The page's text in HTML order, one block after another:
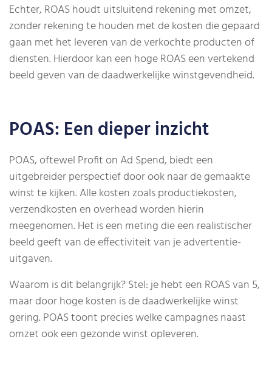
Echter, ROAS houdt uitsluitend rekening met omzet,
zonder rekening te houden met de kosten die gepaard
gaan met het leveren van de verkochte producten of
diensten. Hierdoor kan een hoge ROAS een vertekend
beeld geven van de daadwerkelijke winstgevendheid.
POAS: Een dieper inzicht
POAS, oftewel Profit on Ad Spend, biedt een
uitgebreider perspectief door ook naar de gemaakte
winst te kijken. Alle kosten zoals productiekosten,
verzendkosten en overhead worden hierin
meegenomen. Het is een meting die een realistischer
beeld geeft van de effectiviteit van je advertentie-
uitgaven.
Waarom is dit belangrijk? Stel: je hebt een ROAS van 5,
maar door hoge kosten is de daadwerkelijke winst
gering. POAS toont precies welke campagnes naast
omzet ook een gezonde winst opleveren.